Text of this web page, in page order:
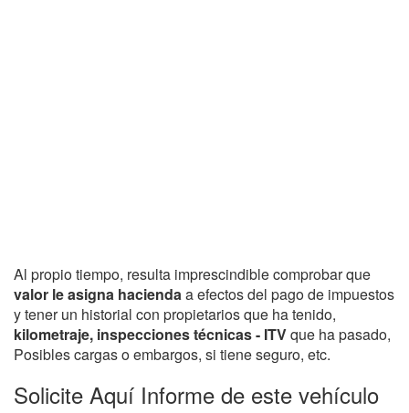
Al propio tiempo, resulta imprescindible comprobar que
valor le asigna haciendaa efectos del pago de impuestos
y tener un historial con propietarios que ha tenido,
kilometraje, inspecciones técnicas - ITVque ha pasado,
Posibles cargas o embargos, si tiene seguro, etc.
Solicite Aquí Informe de este vehículo